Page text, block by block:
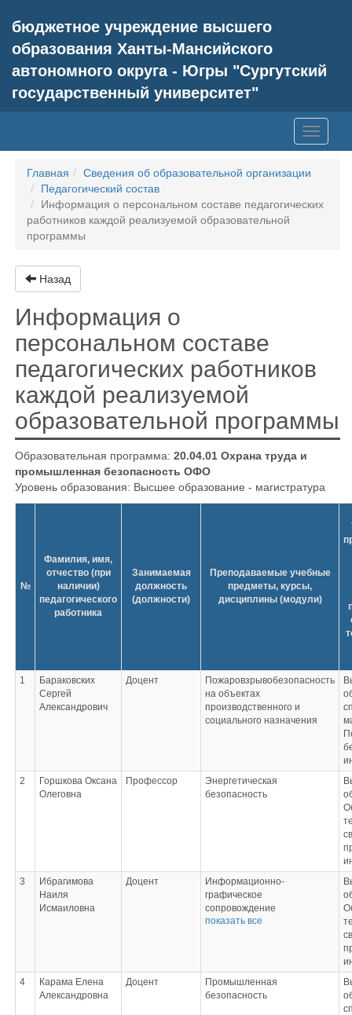
бюджетное учреждение высшего
образования Ханты-Мансийского
автономного округа - Югры "Сургутский
государственный университет"
Toggle
Главная
Сведения об образовательной организации
Педагогический состав
Информация о персональном составе педагогических
работников каждой реализуемой образовательной
программы
Назад
Информация о
персональном составе
педагогических работников
каждой реализуемой
образовательной программы
Образовательная программа: 20.04.01 Охрана труда и
промышленная безопасность ОФО
Уровень образования: Высшее образование - магистратура
№
Фамилия, имя,
отчество (при
наличии)
педагогического
работника
Занимаемая
должность
(должности)
Преподаваемые учебные
предметы, курсы,
дисциплины (модули)
1
Бараковских
Сергей
Александрович
Доцент
Пожаровзрывобезопасность
на объектах
производственного и
социального назначения
2
Горшкова Оксана
Олеговна
Профессор
Энергетическая
безопасность
3
Ибрагимова
Наиля
Исмаиловна
Доцент
Информационно-
графическое
сопровождение
профессиональной
Обеспечение безопасности
персонала на производстве;
Основы научных
показать все
4
Карама Елена
Александровна
Доцент
Промышленная
безопасность